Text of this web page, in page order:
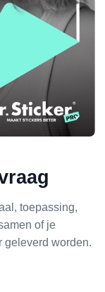
toepassing,
of je
geleverd worden.